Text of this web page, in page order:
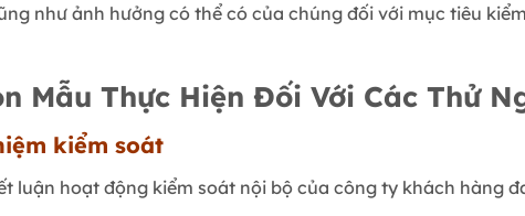
như ảnh hưởng có thể có của chúng đối với mục tiêu
Mẫu Thực Hiện Đối Với Các Thử
kiểm soát
luận hoạt động kiểm soát nội bộ của công ty khách hàng